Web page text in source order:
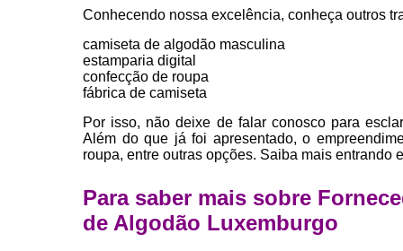
Conhecendo nossa excelência, conheça outros
camiseta de algodão masculina
estamparia digital
confecção de roupa
fábrica de camiseta
Por isso, não deixe de falar conosco para
Além do que já foi apresentado, o
roupa, entre outras opções. Saiba mais entrando
Para saber mais sobre
de Algodão Luxemburgo